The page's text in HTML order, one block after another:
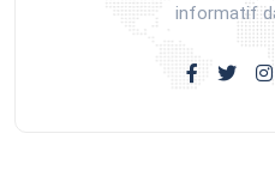
informatif